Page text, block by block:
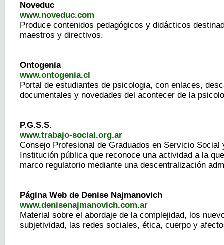
Noveduc
www.noveduc.com
Produce contenidos pedagógicos y didácticos
maestros y directivos.
Ontogenia
www.ontogenia.cl
Portal de estudiantes de psicologia, con enlaces,
documentales y novedades del acontecer de la
P.G.S.S.
www.trabajo-social.org.ar
Consejo Profesional de Graduados en Servicio Social
Institución pública que reconoce una actividad a la
marco regulatorio mediante una descentralización
Página Web de Denise Najmanovich
www.denisenajmanovich.com.ar
Material sobre el abordaje de la complejidad, los
subjetividad, las redes sociales, ética, cuerpo y